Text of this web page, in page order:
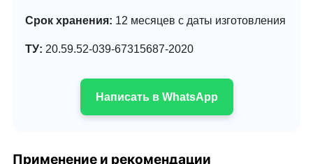
Срок хранения: 12 месяцев с даты изготовления
ТУ: 20.59.52-039-67315687-2020
Написать в WhatsApp
Применение и рекомендации